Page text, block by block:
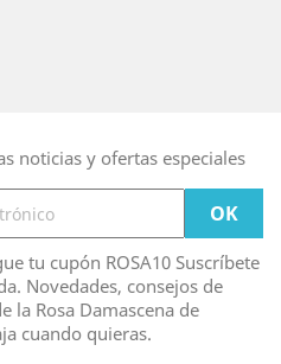
noticias y ofertas especiales
tu cupón ROSA10 Suscríbete
Novedades, consejos de
la Rosa Damascena de
cuando quieras.